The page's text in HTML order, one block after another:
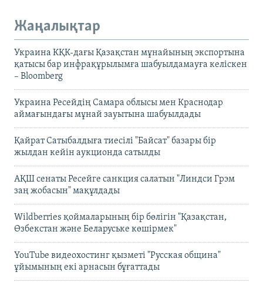
Жаңалықтар
Украина КҚК-дағы Қазақстан мұнайының экспортына
қатысы бар инфрақұрылымға шабуылдамауға келіскен
– Bloomberg
Украина Ресейдің Самара облысы мен Краснодар
аймағындағы мұнай зауытына шабуылдады
Қайрат Сатыбалдыға тиесілі "Байсат" базары бір
жылдан кейін аукционда сатылды
АҚШ сенаты Ресейге санкция салатын "Линдси Грэм
заң жобасын" мақұлдады
Wildberries қоймаларының бір бөлігін "Қазақстан,
Өзбекстан және Беларуське көшірмек"
YouTube видеохостинг қызметі "Русская община"
ұйымының екі арнасын бұғаттады